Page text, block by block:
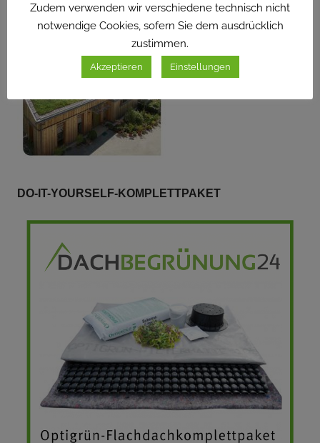
DO-IT-YOURSELF-KOMPLETTPAKET
Zudem verwenden wir verschiedene technisch nicht
notwendige Cookies, sofern Sie dem ausdrücklich
zustimmen.
Akzeptieren Einstellungen